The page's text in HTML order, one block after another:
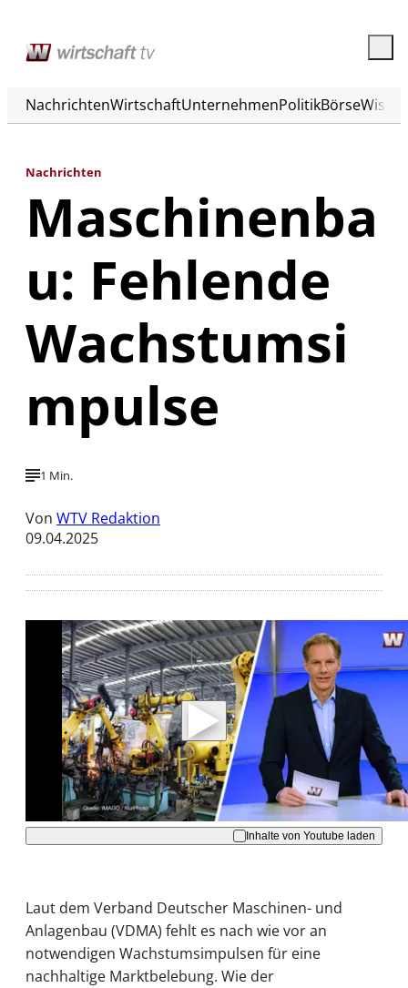
NachrichtenWirtschaftUnternehmenPolitikBörse
Nachrichten
Maschinenba
u: Fehlende
Wachstumsi
mpulse
1 Min.
Von WTV Redaktion
09.04.2025
Mit der Wiedergabe dieses Videos werden
Daten an Youtube übertragen.
Hinweise dazu erhalten Sie in derDatenschutzerklärung
Akzeptieren
Inhalte von Youtube laden
Laut dem Verband Deutscher Maschinen- und
Anlagenbau (VDMA) fehlt es nach wie vor an
notwendigen Wachstumsimpulsen für eine
nachhaltige Marktbelebung. Wie der